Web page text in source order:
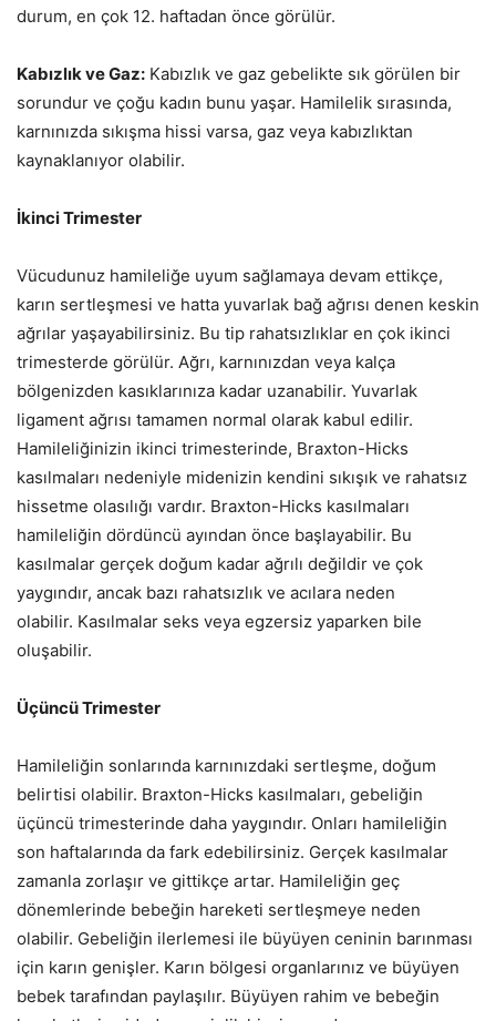
durum, en çok 12. haftadan önce görülür.
Kabızlık ve Gaz: Kabızlık ve gaz gebelikte sık görülen bir
sorundur ve çoğu kadın bunu yaşar. Hamilelik sırasında,
karnınızda sıkışma hissi varsa, gaz veya kabızlıktan
kaynaklanıyor olabilir.
İkinci Trimester
Vücudunuz hamileliğe uyum sağlamaya devam ettikçe,
karın sertleşmesi ve hatta yuvarlak bağ ağrısı denen keskin
ağrılar yaşayabilirsiniz. Bu tip rahatsızlıklar en çok ikinci
trimesterde görülür. Ağrı, karnınızdan veya kalça
bölgenizden kasıklarınıza kadar uzanabilir. Yuvarlak
ligament ağrısı tamamen normal olarak kabul edilir.
Hamileliğinizin ikinci trimesterinde, Braxton-Hicks
kasılmaları nedeniyle midenizin kendini sıkışık ve rahatsız
hissetme olasılığı vardır. Braxton-Hicks kasılmaları
hamileliğin dördüncü ayından önce başlayabilir. Bu
kasılmalar gerçek doğum kadar ağrılı değildir ve çok
yaygındır, ancak bazı rahatsızlık ve acılara neden
olabilir. Kasılmalar seks veya egzersiz yaparken bile
oluşabilir.
Üçüncü Trimester
Hamileliğin sonlarında karnınızdaki sertleşme, doğum
belirtisi olabilir. Braxton-Hicks kasılmaları, gebeliğin
üçüncü trimesterinde daha yaygındır. Onları hamileliğin
son haftalarında da fark edebilirsiniz. Gerçek kasılmalar
zamanla zorlaşır ve gittikçe artar. Hamileliğin geç
dönemlerinde bebeğin hareketi sertleşmeye neden
olabilir. Gebeliğin ilerlemesi ile büyüyen ceninin barınması
için karın genişler. Karın bölgesi organlarınız ve büyüyen
bebek tarafından paylaşılır. Büyüyen rahim ve bebeğin